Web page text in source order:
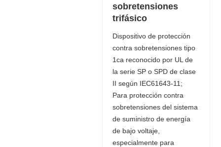
sobretensiones
trifásico
Dispositivo de protección
contra sobretensiones tipo
1ca reconocido por UL de
la serie SP o SPD de clase
II según IEC61643-11;
Para protección contra
sobretensiones del sistema
de suministro de energía
de bajo voltaje,
especialmente para